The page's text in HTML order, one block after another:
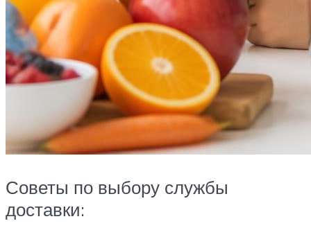
Советы по выбору службы
доставки: